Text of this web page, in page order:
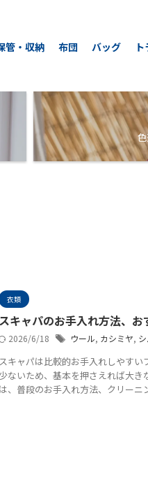
管・収納 布団 バッグ
衣類
スキャパのお手入れ方法、
2026/6/18 ウール, カシミヤ,
スキャパは比較的お手入れしやす
少ないため、基本を押さえれば大
は、普段のお手入れ方法、クリーニ